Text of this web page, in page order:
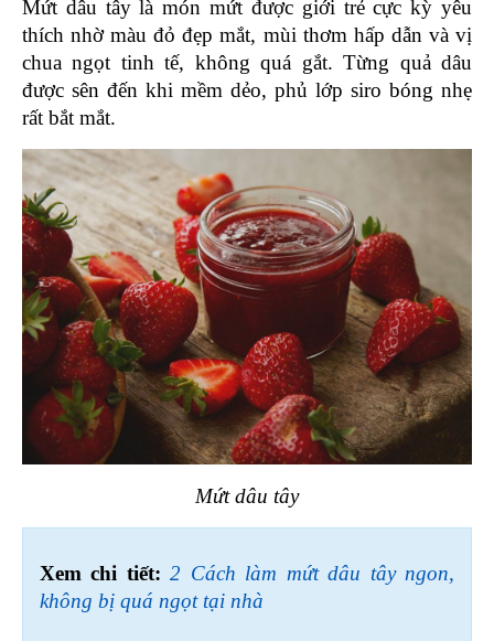
Mứt dâu tây là món mứt được giới trẻ cực kỳ yêu
thích nhờ màu đỏ đẹp mắt, mùi thơm hấp dẫn và vị
chua ngọt tinh tế, không quá gắt. Từng quả dâu
được sên đến khi mềm dẻo, phủ lớp siro bóng nhẹ
rất bắt mắt.
Mứt dâu tây
Xem chi tiết: 2 Cách làm mứt dâu tây ngon,
không bị quá ngọt tại nhà